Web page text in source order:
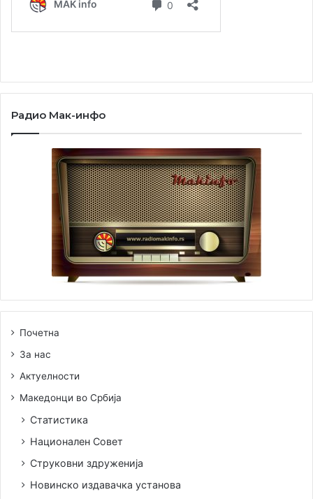
Радио Мак-инфо
Почетна
За нас
Актуелности
Македонци во Србија
Статистика
Национален Совет
Струковни здруженија
Новинско издавачка установа